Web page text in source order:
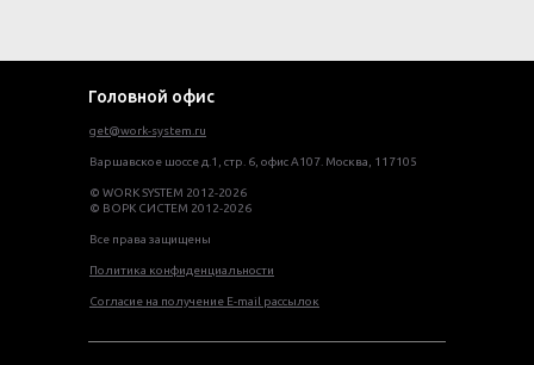
get@work-system.ru
Варшавское шоссе д.1, стр. 6, офис А107. Москва, 117105
© WORK SYSTEM 2012-2026
© ВОРК СИСТЕМ 2012-2026
Все права защищены
Политика конфиденциальности
Согласие на получение E-mail рассылок
Головной офис